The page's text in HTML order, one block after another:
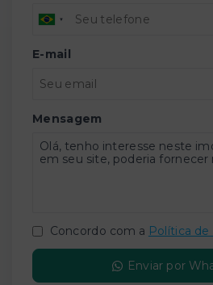
E-mail
Mensagem
Concordo com a Política de
Enviar por